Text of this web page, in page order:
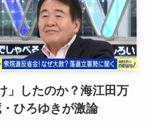
」したのか？海江田万
ひろゆきが激論